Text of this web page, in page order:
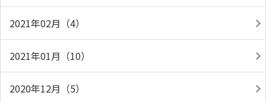
2021年02月（4）
2021年01月（10）
2020年12月（5）